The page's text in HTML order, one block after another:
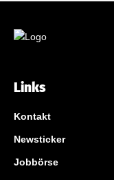
Links
Kontakt
Newsticker
Jobbörse